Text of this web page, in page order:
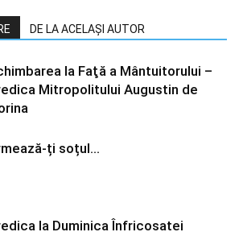
DE LA ACELAȘI AUTOR
la Faţă a Mântuitorului –
Mitropolitului Augustin de
ți soțul…
la Duminica Înfricosatei